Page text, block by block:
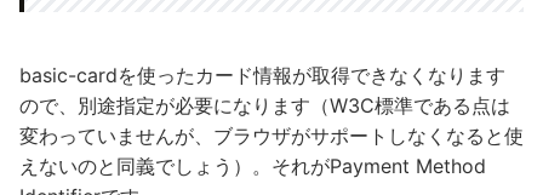
basic-cardを使ったカード情報が取得できなくなります
ので、別途指定が必要になります（W3C標準である点は
変わっていませんが、ブラウザがサポートしなくなると使
えないのと同義でしょう）。それがPayment Method